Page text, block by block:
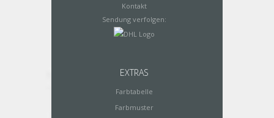
Kontakt
Sendung verfolgen:
EXTRAS
Farbtabelle
Farbmuster